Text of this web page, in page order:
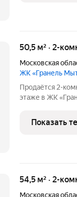
50,5 м² · 2-
Московская
ЖК «Гранель
Продаётся 2-
этаже в ЖК
улицу.
комплексного
Показать
54,5 м² · 2-
Московская